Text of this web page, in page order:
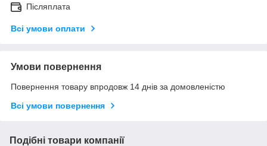
Післяплата
Всі умови оплати
Умови повернення
Повернення товару впродовж 14 днів за домовленістю
Всі умови повернення
Подібні товари компанії